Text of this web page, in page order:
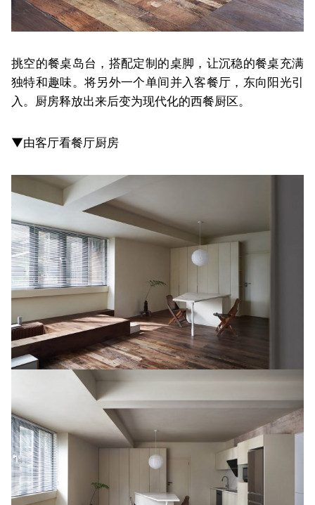
挑空的餐桌岛台，搭配定制的桌脚，让沉稳的餐桌充满
独特和趣味。将另外一个单间并入客餐厅，东向阳光引
入。厨房释放出来后变为现代化的西餐厨区。
▼由客厅看餐厅厨房